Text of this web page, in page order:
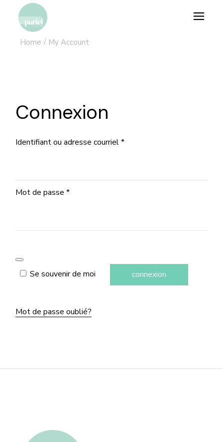
content
Home My Account
Connexion
Identifiant ou adresse courriel*Obligatoire
Mot de passe*Obligatoire
Se souvenir de moi connexion
Mot de passe oublié?